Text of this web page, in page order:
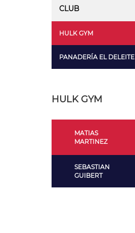
CLUB
HULK GYM
PANADERÍA EL DELEITE
HULK GYM
MATIAS
MARTINEZ
SEBASTIAN
GUIBERT